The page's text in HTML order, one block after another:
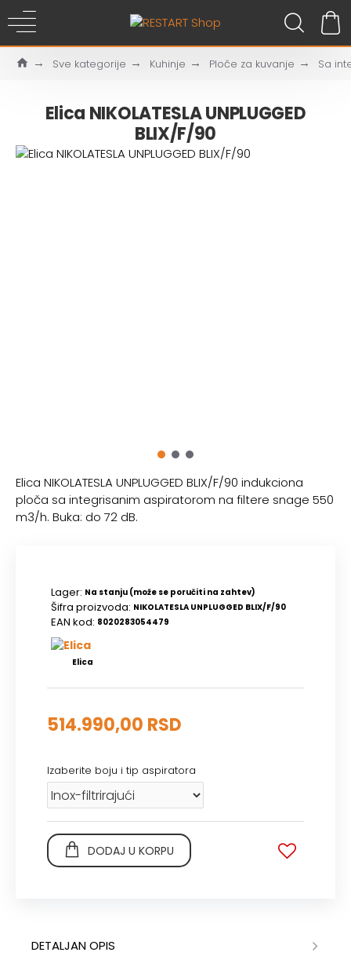
Sve kategorije Kuhinje Ploče za kuvanje Sa
Elica NIKOLATESLA UNPLUGGED
BLIX/F/90
Elica NIKOLATESLA UNPLUGGED BLIX/F/90 indukciona
ploča sa integrisanim aspiratorom na filtere snage 550
m3/h. Buka: do 72 dB.
Lager: Na stanju (može se poručiti na zahtev)
Šifra proizvoda: NIKOLATESLA UNPLUGGED BLIX/F/90
EAN kod: 8020283054479
Elica
514.990,00 RSD
Izaberite boju i tip aspiratora
DODAJ U KORPU
DETALJAN OPIS